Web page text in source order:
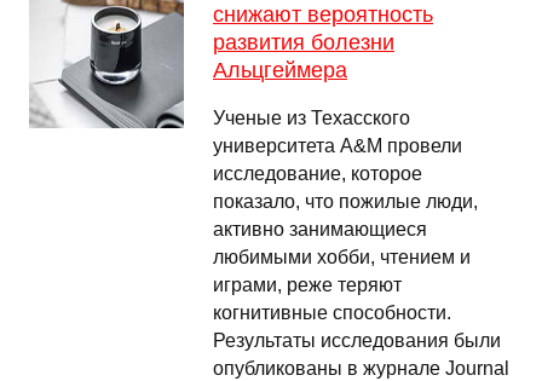
снижают вероятность
развития болезни
Альцгеймера
Ученые из Техасского
университета A&M провели
исследование, которое
показало, что пожилые люди,
активно занимающиеся
любимыми хобби, чтением и
играми, реже теряют
когнитивные способности.
Результаты исследования были
опубликованы в журнале Journal